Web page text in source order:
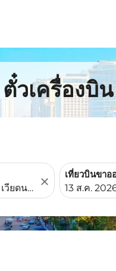
วเครื่องบิ
close
เที่ยวบินขาอ
fc-
13 ส.ค.